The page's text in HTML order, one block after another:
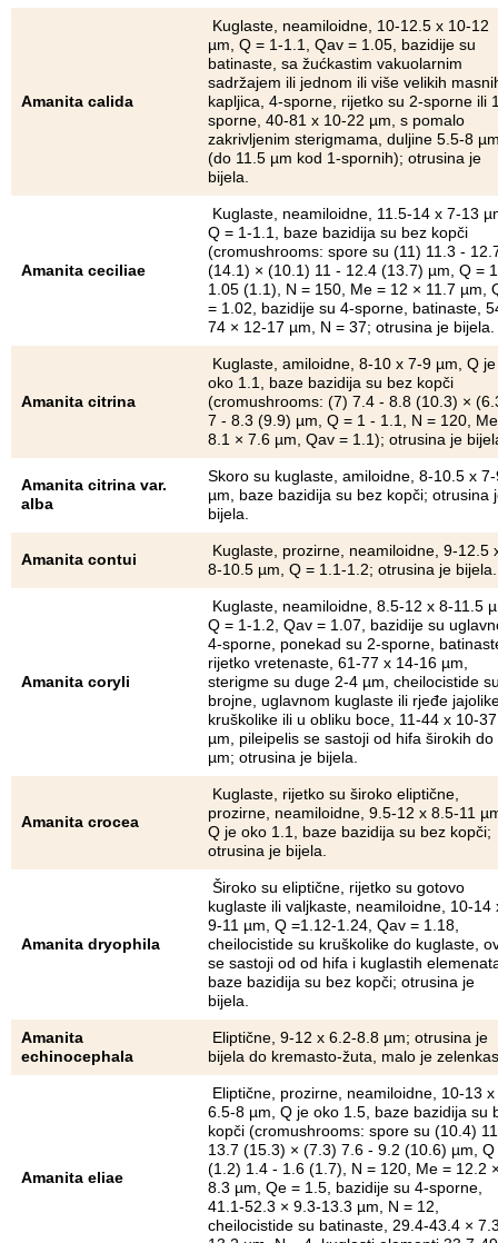
Amanita calida
Kuglaste, neamiloidne, 10-12.5 x 10-12
µm, Q = 1-1.1, Qav = 1.05, bazidije su
batinaste, sa žućkastim vakuolarnim
sadržajem ili jednom ili više velikih
kapljica, 4-sporne, rijetko su 2-sporne ili
sporne, 40-81 x 10-22 µm, s pomalo
zakrivljenim sterigmama, duljine 5.5-8
(do 11.5 µm kod 1-spornih); otrusina je
bijela.
Amanita ceciliae
Kuglaste, neamiloidne, 11.5-14 x 7-13
Q = 1-1.1, baze bazidija su bez kopči
(cromushrooms: spore su (11) 11.3 -
(14.1) × (10.1) 11 - 12.4 (13.7) µm, Q =
1.05 (1.1), N = 150, Me = 12 × 11.7 µm,
= 1.02, bazidije su 4-sporne, batinaste,
74 × 12-17 µm, N = 37; otrusina je bijela.
Amanita citrina
Kuglaste, amiloidne, 8-10 x 7-9 µm, Q je
oko 1.1, baze bazidija su bez kopči
(cromushrooms: (7) 7.4 - 8.8 (10.3) ×
7 - 8.3 (9.9) µm, Q = 1 - 1.1, N = 120,
8.1 × 7.6 µm, Qav = 1.1); otrusina je
Amanita citrina var.
alba
Skoro su kuglaste, amiloidne, 8-10.5 x
µm, baze bazidija su bez kopči; otrusina
bijela.
Amanita contui
Kuglaste, prozirne, neamiloidne, 9-12.5
8-10.5 µm, Q = 1.1-1.2; otrusina je bijela.
Amanita coryli
Kuglaste, neamiloidne, 8.5-12 x 8-11.5
Q = 1-1.2, Qav = 1.07, bazidije su
4-sporne, ponekad su 2-sporne,
rijetko vretenaste, 61-77 x 14-16 µm,
sterigme su duge 2-4 µm, cheilocistide
brojne, uglavnom kuglaste ili rjeđe
kruškolike ili u obliku boce, 11-44 x 10-37
µm, pileipelis se sastoji od hifa širokih do
µm; otrusina je bijela.
Amanita crocea
Kuglaste, rijetko su široko eliptične,
prozirne, neamiloidne, 9.5-12 x 8.5-11
Q je oko 1.1, baze bazidija su bez kopči;
otrusina je bijela.
Amanita dryophila
Široko su eliptične, rijetko su gotovo
kuglaste ili valjkaste, neamiloidne, 10-14
9-11 µm, Q =1.12-1.24, Qav = 1.18,
cheilocistide su kruškolike do kuglaste,
se sastoji od od hifa i kuglastih
baze bazidija su bez kopči; otrusina je
bijela.
Amanita
echinocephala
Eliptične, 9-12 x 6.2-8.8 µm; otrusina je
bijela do kremasto-žuta, malo je
Amanita eliae
Eliptične, prozirne, neamiloidne, 10-13 x
6.5-8 µm, Q je oko 1.5, baze bazidija su
kopči (cromushrooms: spore su (10.4)
13.7 (15.3) × (7.3) 7.6 - 9.2 (10.6) µm, Q
(1.2) 1.4 - 1.6 (1.7), N = 120, Me = 12.2
8.3 µm, Qe = 1.5, bazidije su 4-sporne,
41.1-52.3 × 9.3-13.3 µm, N = 12,
cheilocistide su batinaste, 29.4-43.4 ×